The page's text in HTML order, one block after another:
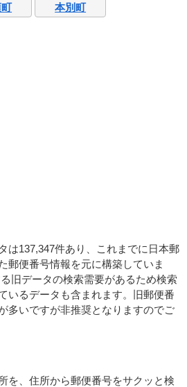
本別町
は137,347件あり、これまでに日本郵
郵便番号情報を元に構築していま
旧データの検索需要があるため検索
いるデータも含まれます。旧郵便番
多いですが非推奨となりますのでご
を、住所から郵便番号をサクッと検